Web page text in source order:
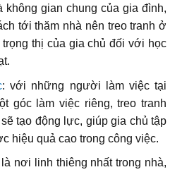
không gian chung của gia đình,
tới thăm nhà nên treo tranh ở
thị của gia chủ đối với học
: với những người làm việc tại
góc làm việc riêng, treo tranh
tạo động lực, giúp gia chủ tập
hiệu quả cao trong công việc.
nơi linh thiêng nhất trong nhà,